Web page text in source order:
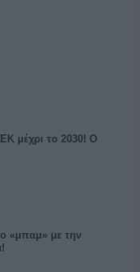
μέχρι το 2030! Ο
«μπαμ» με την